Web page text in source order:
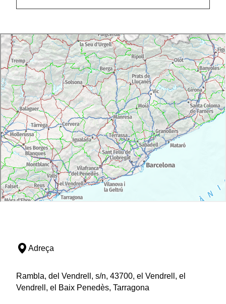
Adreça
Rambla, del Vendrell, s/n, 43700, el Vendrell, el
Vendrell, el Baix Penedès, Tarragona